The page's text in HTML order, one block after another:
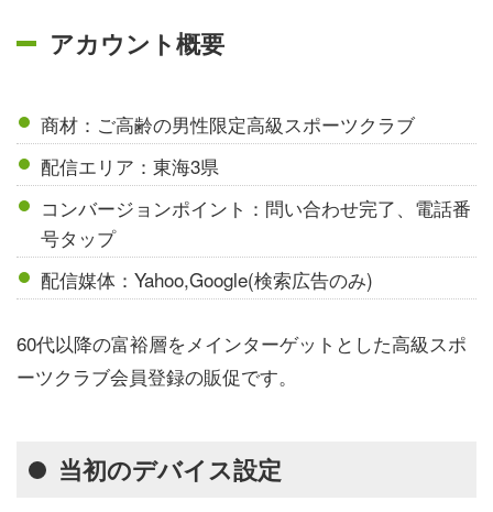
アカウント概要
商材：ご高齢の男性限定高級スポーツクラブ
配信エリア：東海3県
コンバージョンポイント：問い合わせ完了、電話番
号タップ
配信媒体：Yahoo,Google(検索広告のみ)
60代以降の富裕層をメインターゲットとした高級スポ
ーツクラブ会員登録の販促です。
当初のデバイス設定